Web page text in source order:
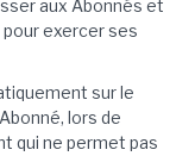
aux Abonnés et
exercer ses
sur le
lors de
qui ne permet pas